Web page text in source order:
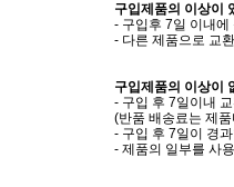
구입제품의 이상이
- 구입후 7일 이내
- 다른 제품으로 교
구입제품의 이상이
- 구입 후 7일이내
(반품 배송료는 제
- 구입 후 7일이 경
- 제품의 일부를 사